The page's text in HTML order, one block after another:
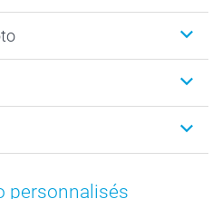
photo
déco
personnalisés